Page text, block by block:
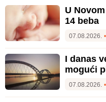
U
14 beba
07.08.2026. •
I danas
mogući
07.08.2026. •